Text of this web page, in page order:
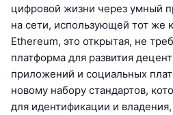
цифровой жизни через умный
на сети, использующей тот же
Ethereum, это открытая, не
платформа для развития
приложений и социальных
новому набору стандартов,
для идентификации и